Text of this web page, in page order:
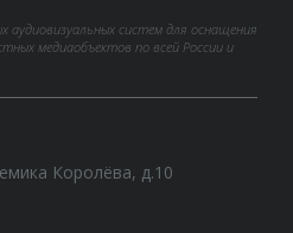
аудиовизуальных систем для оснащения
медиаобъектов по всей России и
Королёва, д.10